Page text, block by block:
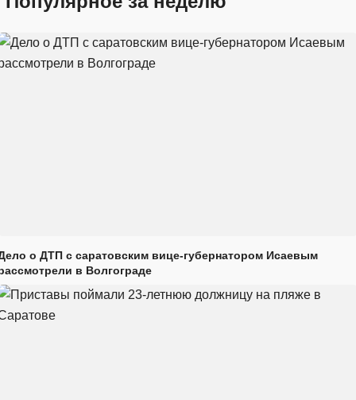
о ДТП с саратовским вице-губернатором Исаевым
в Волгограде